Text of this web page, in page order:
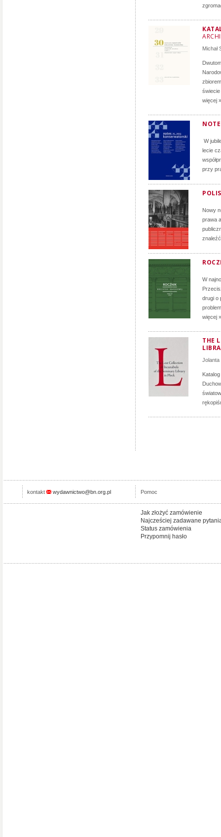
Michał
więcej »
W
lecie
przy
Nowy
prawa
W
drugi o
więcej »
THE
Jolanta
kontakt wydawnictwo@bn.org.pl Pomoc
Jak złożyć zamówienie
Najcześciej zadawane
Status zamówienia
Przypomnij hasło